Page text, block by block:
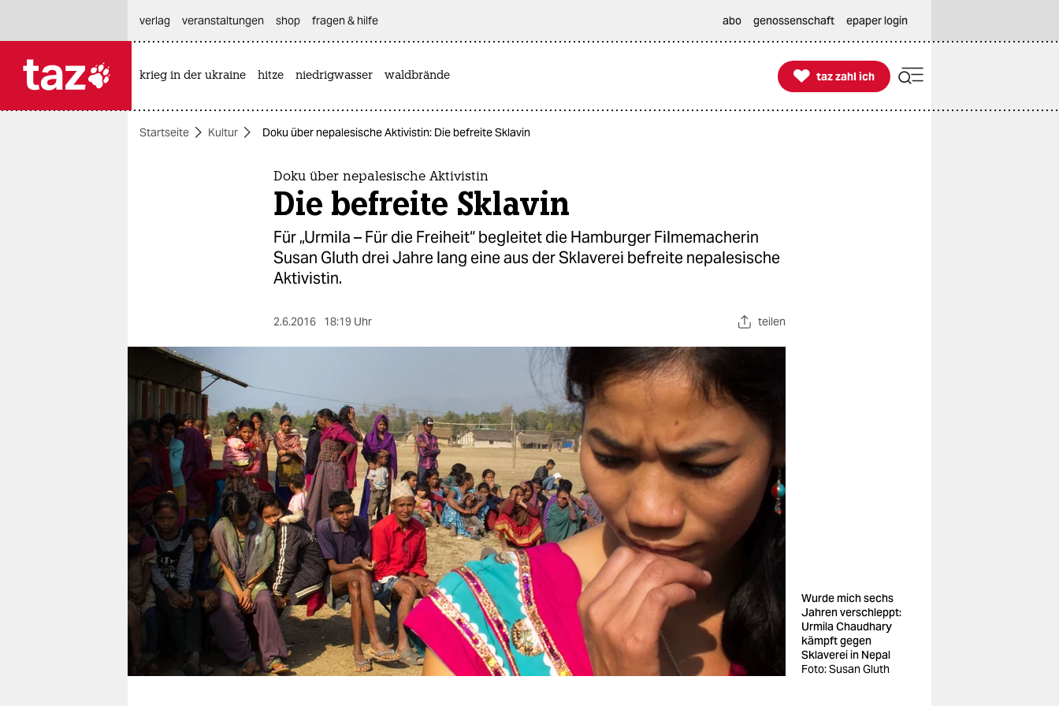
themen
berlin
nord
wahrheit
verlag
verlag
veranstaltungen
shop
fragen & hilfe
unterstützen
genossenschaft
verlag
veranstaltungen shop fragen & hilfe abo genossenschaft epaper login
krieg in der ukraine hitze niedrigwasser waldbrände 
taz zahl ich
taz zahl ich
Startseite Kultur Doku über nepalesische Aktivistin: Die befreite Sklavin
Doku über nepalesische Aktivistin
Die befreite Sklavin
Für „Urmila – Für die Freiheit“ begleitet die Hamburger Filmemacherin
Susan Gluth drei Jahre lang eine aus der Sklaverei befreite nepalesische
Aktivistin.
2.6.2016 18:19 Uhr teilen
Wurde mich sechs
Jahren verschleppt:
Urmila Chaudhary
kämpft gegen
Sklaverei in Nepal
Foto: Susan Gluth